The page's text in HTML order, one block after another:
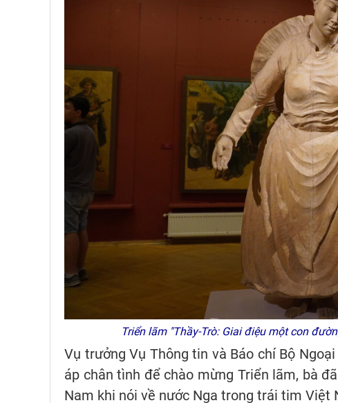
Triển lãm "Thầy-Trò: Giai điệu một con
Vụ trưởng Vụ Thông tin và Báo chí Bộ
áp chân tình để chào mừng Triển lãm, bà
Nam khi nói về nước Nga trong trái tim Việt